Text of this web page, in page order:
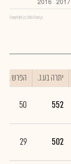
Copyright (c) 2016 Chart.js
יתרה בע.נ. הפרש
552
50
502
29